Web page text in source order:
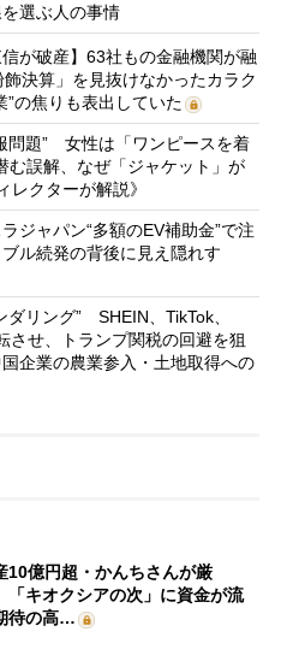
選ぶ人の事情
が破産】63社もの金融機関が融
決算」を見抜けなかったカラク
の焦りも表出していた
問題” 女性は「ワンピースを着
む誤解、なぜ「ジャケット」が
レクターが解説》
ジャパン“多額のEV補助金”で注
ル続発の背後に見え隠れす
リング” SHEIN、TikTok、
せ、トランプ関税の回避を狙
企業の農業参入・土地取得への
10億円超・かんちさんが厳
「キオクシアの次」に資金が流
待の高…